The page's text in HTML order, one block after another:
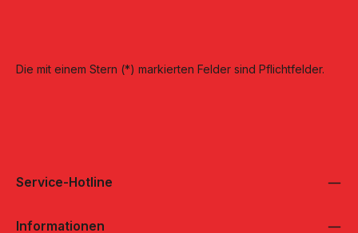
Die mit einem Stern (*) markierten Felder sind Pflichtfelder.
Service-Hotline
Informationen